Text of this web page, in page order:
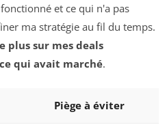
et ce qui n'a pas
ma stratégie au fil du temps.
plus sur mes deals
qui avait marché.
Piège à éviter